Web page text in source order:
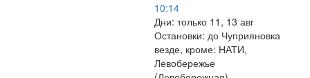
10:14
Дни: только 11, 13 авг
Остановки: до Чуприяновка
везде, кроме: НАТИ,
Левобережье